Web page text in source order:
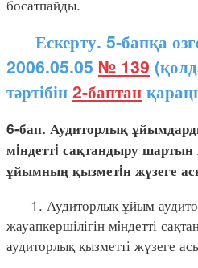
босатпайды.
Ескерту. 5-бапқа
2006.05.05 № 139
тәртібін2-баптан
6-бап. Аудиторлық
мiндеттi сақтандыру шартын
ұйымның қызметiн жүзеге
1. Аудиторлық ұйым
жауапкершілігін мiндетті
аудиторлық қызметті жүзеге